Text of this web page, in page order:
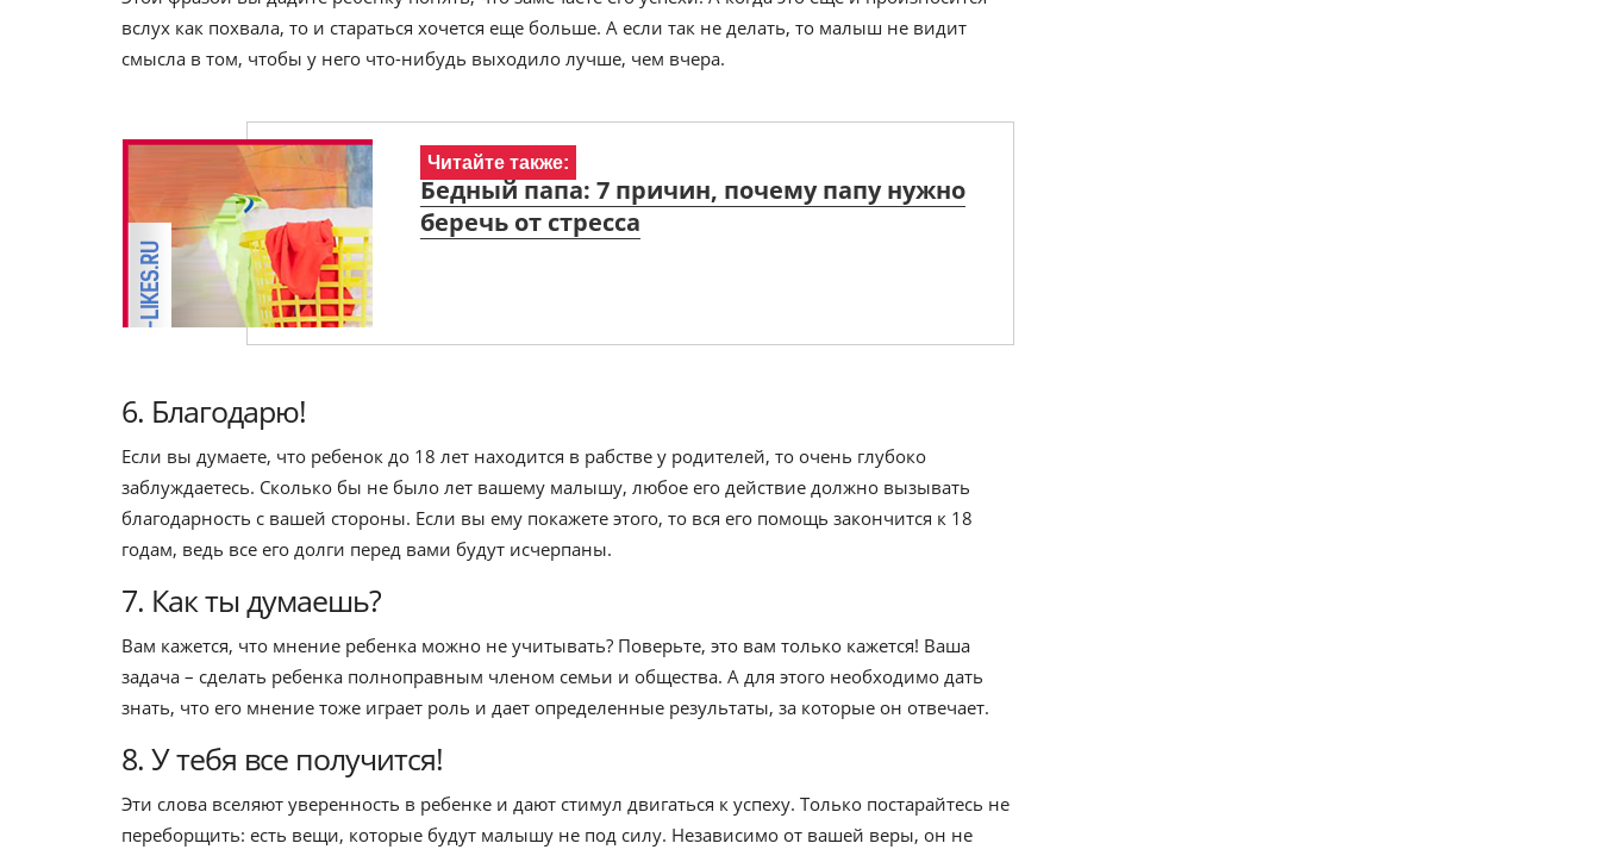
вслух как похвала, то и стараться хочется еще больше. А если так не делать, то малыш не видит
смысла в том, чтобы у него что-нибудь выходило лучше, чем вчера.
Читайте также:
Бедный папа: 7 причин, почему папу нужно
беречь от стресса
6. Благодарю!
Если вы думаете, что ребенок до 18 лет находится в рабстве у родителей, то очень глубоко
заблуждаетесь. Сколько бы не было лет вашему малышу, любое его действие должно вызывать
благодарность с вашей стороны. Если вы ему покажете этого, то вся его помощь закончится к 18
годам, ведь все его долги перед вами будут исчерпаны.
7. Как ты думаешь?
Вам кажется, что мнение ребенка можно не учитывать? Поверьте, это вам только кажется! Ваша
задача – сделать ребенка полноправным членом семьи и общества. А для этого необходимо дать
знать, что его мнение тоже играет роль и дает определенные результаты, за которые он отвечает.
8. У тебя все получится!
Эти слова вселяют уверенность в ребенке и дают стимул двигаться к успеху. Только постарайтесь не
переборщить: есть вещи, которые будут малышу не под силу. Независимо от вашей веры, он не